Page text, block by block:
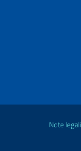
Note legali